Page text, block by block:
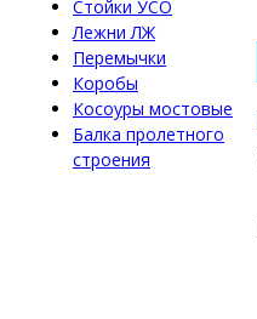
Стойки УСО
Лежни ЛЖ
Перемычки
Коробы
Косоуры мостовые
Балка пролетного
строения